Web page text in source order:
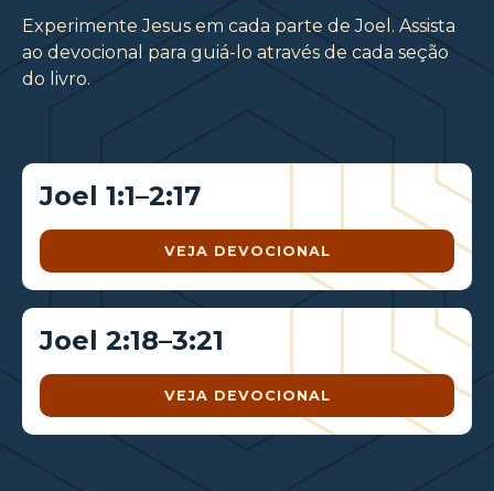
Experimente Jesus em cada parte de Joel. Assista
ao devocional para guiá-lo através de cada seção
do livro.
Joel 1:1–2:17
VEJA DEVOCIONAL
Joel 2:18–3:21
VEJA DEVOCIONAL